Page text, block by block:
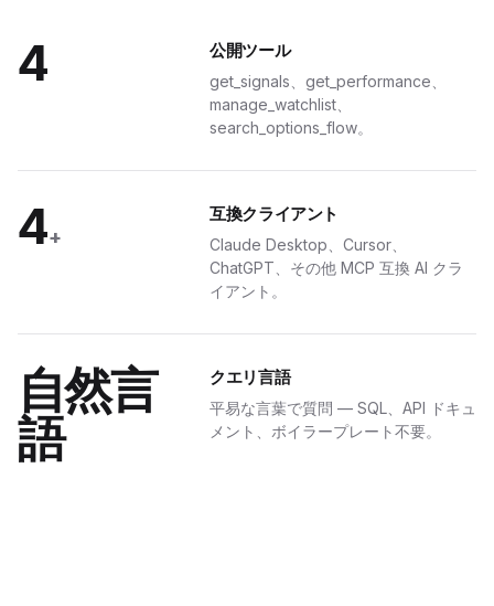
4 公開ツール
get_signals、get_performance、
manage_watchlist、
search_options_flow。
4+
互換クライアント
Claude Desktop、Cursor、
ChatGPT、その他 MCP 互換 AI クラ
イアント。
自然言
語
クエリ言語
平易な言葉で質問 — SQL、API ドキュ
メント、ボイラープレート不要。